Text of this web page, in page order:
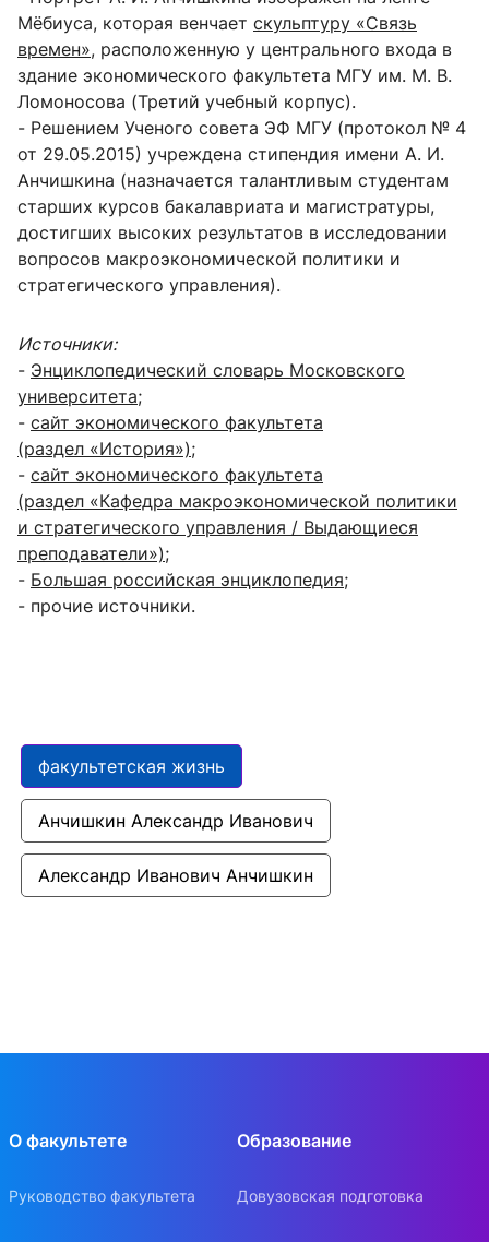
Мёбиуса, которая венчает скульптуру «Связь
времен», расположенную у центрального входа в
здание экономического факультета МГУ им. М. В.
Ломоносова (Третий учебный корпус).
- Решением Ученого совета ЭФ МГУ (протокол № 4
от 29.05.2015) учреждена стипендия имени А. И.
Анчишкина (назначается талантливым студентам
старших курсов бакалавриата и магистратуры,
достигших высоких результатов в исследовании
вопросов макроэкономической политики и
стратегического управления).
Источники:
- Энциклопедический словарь Московского
университета;
- сайт экономического факультета
(раздел «История»);
- сайт экономического факультета
(раздел «Кафедра макроэкономической политики
и стратегического управления / Выдающиеся
преподаватели»);
- Большая российская энциклопедия;
- прочие источники.
факультетская жизнь
Анчишкин Александр Иванович
Александр Иванович Анчишкин
О факультете
Руководство факультета
Образование
Довузовская подготовка